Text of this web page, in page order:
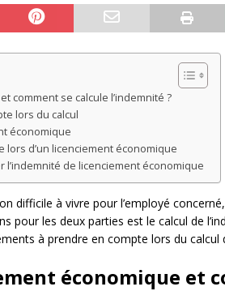
comment se calcule l’indemnité ?
lors du calcul
économique
d’un licenciement économique
de licenciement économique
difficile à vivre pour l’employé
pour les deux parties est le calcul de
à prendre en compte lors du calcul
économique et